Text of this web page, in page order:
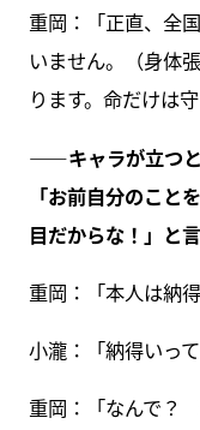
重岡：「正直、全
いません。（身体
ります。命だけは
――キャラが立つと
「お前自分のこと
目だからな！」と
重岡：「本人は納
小瀧：「納得いっ
重岡：「なんで？